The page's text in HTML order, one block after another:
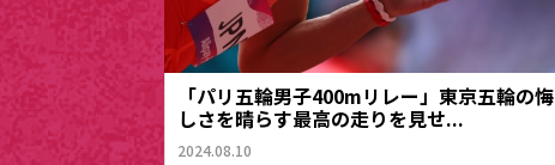
「パリ五輪男子400mリレー」東京五輪の悔
しさを晴らす最高の走りを見せ...
2024.08.10